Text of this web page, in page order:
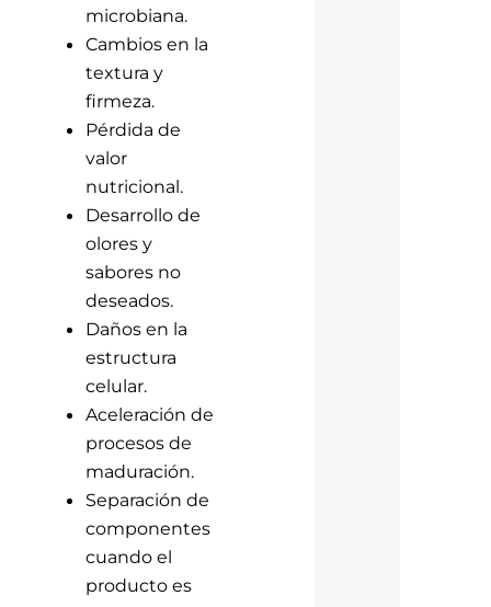
microbiana.
Cambios en la
textura y
firmeza.
Pérdida de
valor
nutricional.
Desarrollo de
olores y
sabores no
deseados.
Daños en la
estructura
celular.
Aceleración de
procesos de
maduración.
Separación de
componentes
cuando el
producto es